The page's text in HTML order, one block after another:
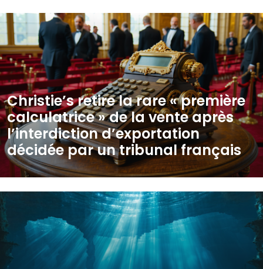
Christie’s retire la rare « première
calculatrice » de la vente après
l’interdiction d’exportation
décidée par un tribunal français